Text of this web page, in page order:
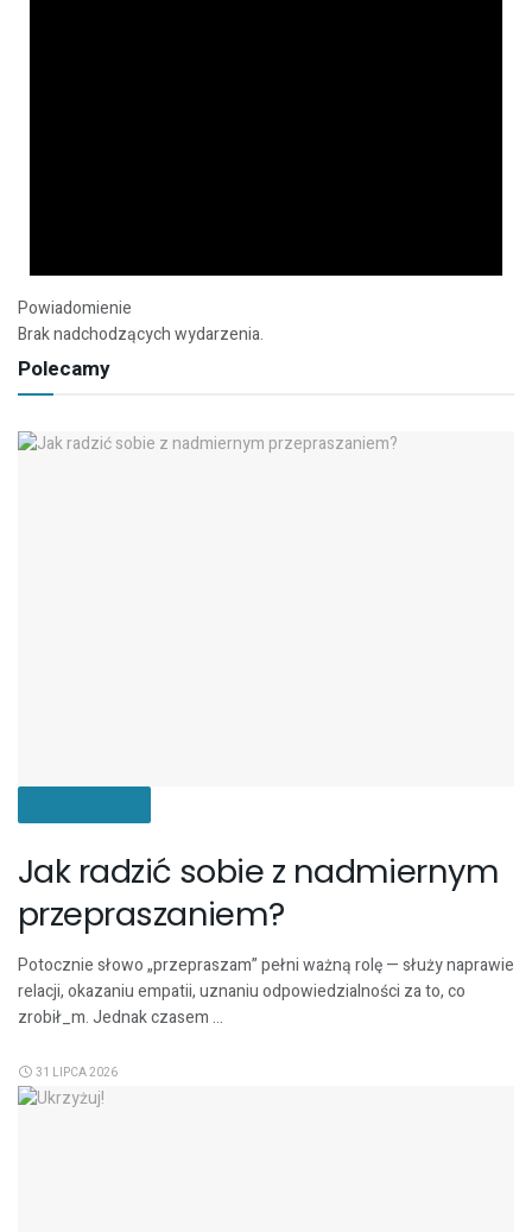
Powiadomienie
Brak nadchodzących wydarzenia.
Polecamy
Jak radzić sobie z nadmiernym
przepraszaniem?
Potocznie słowo „przepraszam” pełni ważną rolę — służy naprawie
relacji, okazaniu empatii, uznaniu odpowiedzialności za to, co
zrobił_m. Jednak czasem ...
31 LIPCA 2026